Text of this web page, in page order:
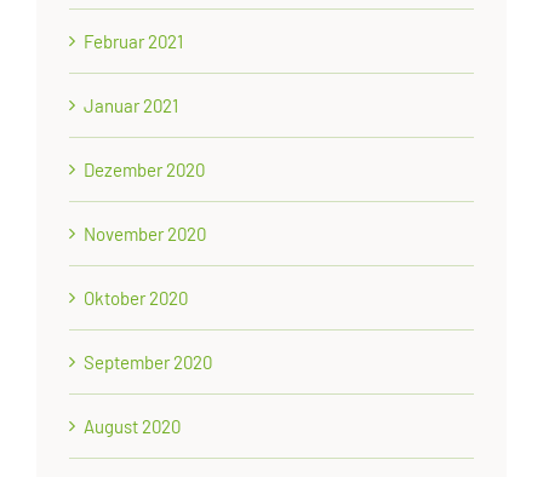
Februar 2021
Januar 2021
Dezember 2020
November 2020
Oktober 2020
September 2020
August 2020